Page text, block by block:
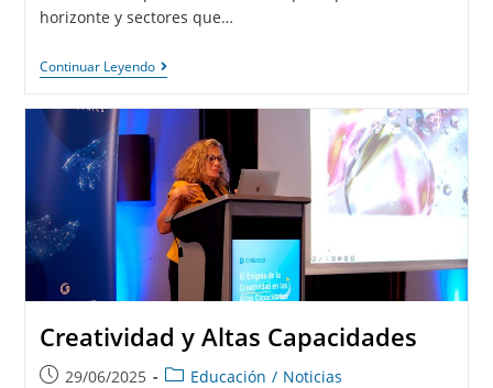
horizonte y sectores que…
Continuar Leyendo
Creatividad y Altas Capacidades
29/06/2025 Educación / Noticias